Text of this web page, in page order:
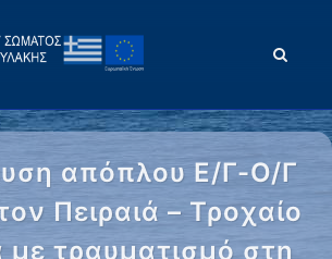
απόπλου Ε/Γ-Ο/Γ
Πειραιά – Τροχαίο
με τραυματισμό στη